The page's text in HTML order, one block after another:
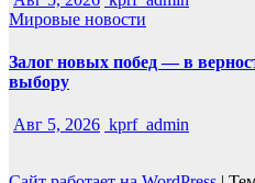
Мировые новости
Залог новых побед — в
выбору
Авг 5, 2026 kprf_admin